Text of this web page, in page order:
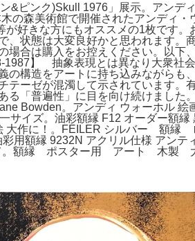
ピンク)Skull 1976」展示。アンディ
森美術館で開催されたアンディ・
好きな方にもオススメの1枚です。
、状態は大変良好かと思われます。
場合は購入をお控えください。以下
1987】 抽象表現とは異なり大衆社
の構造をアートに持ち込みながらも
テーゼが混濁して示されています。
る「普遍性」に目を向け続けました
Bowden。アンディ ウォーホル 絵
サイズ。油彩額縁 F12 オーダー額
大作に！。FEILER シルバー 額縁
用額縁 9232N アクリル仕様 アン
て。額縁 ポスター用 アート 木製